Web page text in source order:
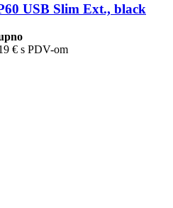
USB Slim Ext., black
€ s PDV-om